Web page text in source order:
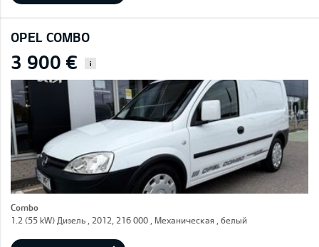
OPEL COMBO
3 900 € i
Combo
1.2 (55 kW) Дизель , 2012, 216 000 , Механическая , белый